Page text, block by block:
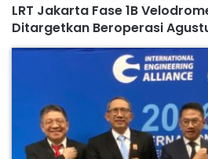
LRT Jakarta Fase 1B
Ditargetkan Beroperasi